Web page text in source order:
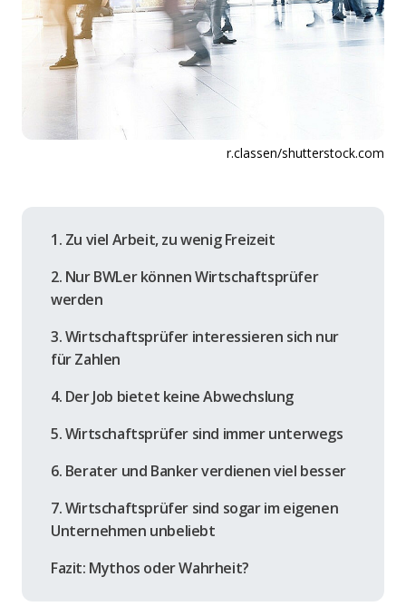
r.classen/shutterstock.com
1. Zu viel Arbeit, zu wenig Freizeit
2. Nur BWLer können Wirtschaftsprüfer
werden
3. Wirtschaftsprüfer interessieren sich nur
für Zahlen
4. Der Job bietet keine Abwechslung
5. Wirtschaftsprüfer sind immer unterwegs
6. Berater und Banker verdienen viel besser
7. Wirtschaftsprüfer sind sogar im eigenen
Unternehmen unbeliebt
Fazit: Mythos oder Wahrheit?